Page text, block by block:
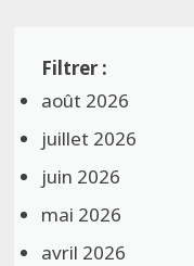
août 2026
juillet 2026
juin 2026
mai 2026
avril 2026